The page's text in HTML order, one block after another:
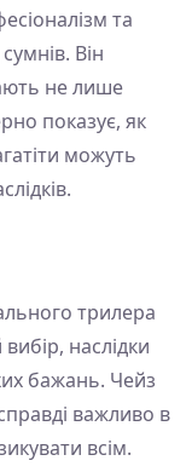
та
Він
не лише
показує, як
можуть
трилера
наслідки
бажань. Чейз
важливо в
всім.